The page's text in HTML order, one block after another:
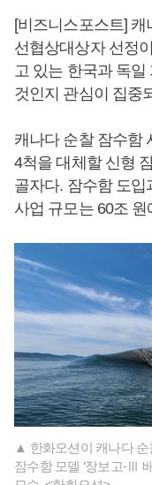
[비즈니스포스트]
선협상대상자 선정
고 있는 한국과 독일
것인지 관심이 집중
캐나다 순찰 잠수함
4척을 대체할 신형
골자다. 잠수함 도입
사업 규모는 60조 원
▲ 한화오션이 캐나다 순
잠수함 모델 ‘장보고-Ⅲ